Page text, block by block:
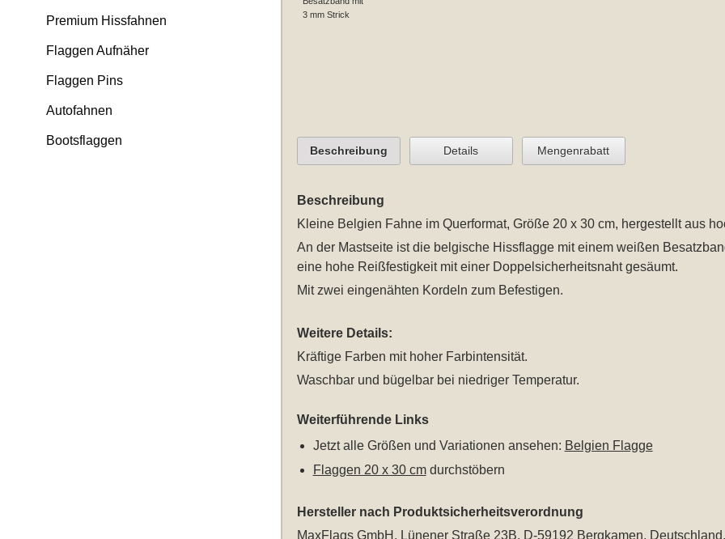
Premium Hissfahnen
Flaggen Aufnäher
Flaggen Pins
Autofahnen
Bootsflaggen
3 mm Strick
Beschreibung Details Mengenrabatt
Beschreibung
Kleine Belgien Fahne im Querformat, Größe 20 x 30 cm, hergestellt aus
An der Mastseite ist die belgische Hissflagge mit einem weißen
eine hohe Reißfestigkeit mit einer Doppelsicherheitsnaht gesäumt.
Mit zwei eingenähten Kordeln zum Befestigen.
Weitere Details:
Kräftige Farben mit hoher Farbintensität.
Waschbar und bügelbar bei niedriger Temperatur.
Weiterführende Links
Jetzt alle Größen und Variationen ansehen: Belgien Flagge
Flaggen 20 x 30 cmdurchstöbern
Hersteller nach Produktsicherheitsverordnung
MaxFlags GmbH, Lünener Straße 23B, D-59192 Bergkamen, Deutschland,